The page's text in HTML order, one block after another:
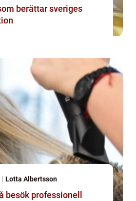
berättar sveriges
Lotta Albertsson